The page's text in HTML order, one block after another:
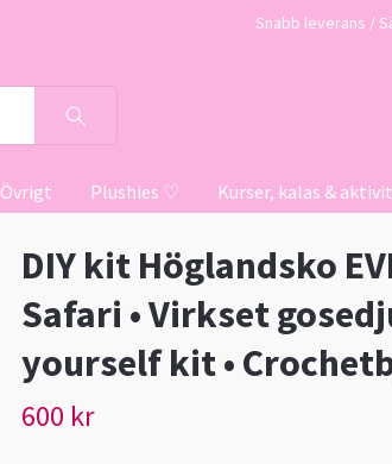
Snabb leverans /
Övrigt Plushies ♡ Kurser, kalas &
DIY kit Höglandsko
Safari • Virkset
yourself kit •
600 kr